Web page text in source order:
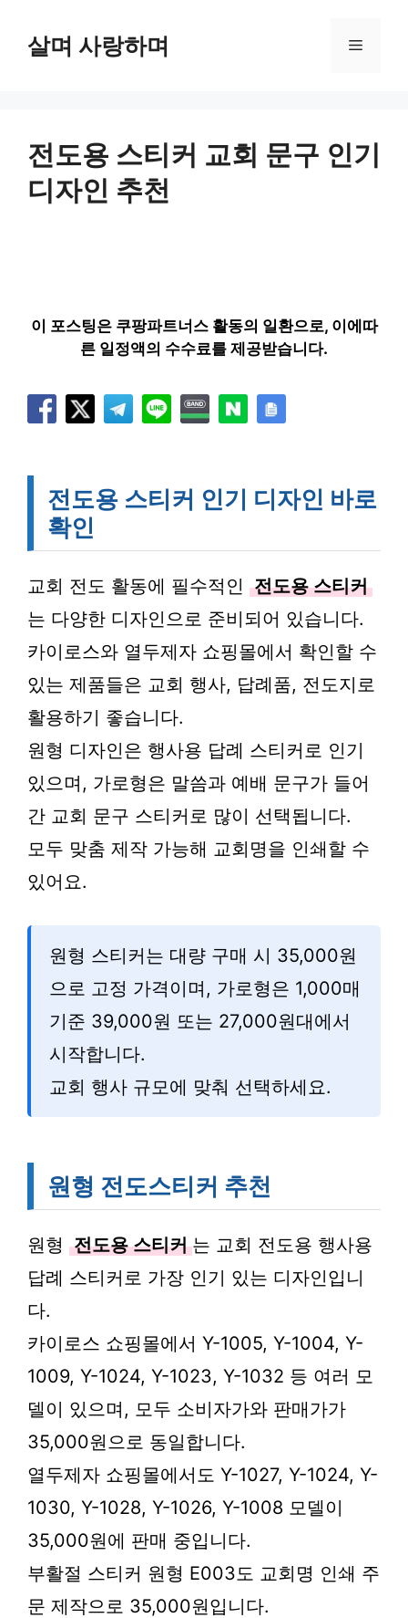
살며 사랑하며 메
전도용 스티커 교회 문구 인기
디자인 추천
이 포스팅은 쿠팡파트너스 활동의 일환으로, 이에따
른 일정액의 수수료를 제공받습니다.
전도용 스티커 인기 디자인 바로
확인
교회 전도 활동에 필수적인 전도용 스티커
는 다양한 디자인으로 준비되어 있습니다.
카이로스와 열두제자 쇼핑몰에서 확인할 수
있는 제품들은 교회 행사, 답례품, 전도지로
활용하기 좋습니다.
원형 디자인은 행사용 답례 스티커로 인기
있으며, 가로형은 말씀과 예배 문구가 들어
간 교회 문구 스티커로 많이 선택됩니다.
모두 맞춤 제작 가능해 교회명을 인쇄할 수
있어요.
원형 스티커는 대량 구매 시 35,000원
으로 고정 가격이며, 가로형은 1,000매
기준 39,000원 또는 27,000원대에서
시작합니다.
교회 행사 규모에 맞춰 선택하세요.
원형 전도스티커 추천
원형 전도용 스티커 는 교회 전도용 행사용
답례 스티커로 가장 인기 있는 디자인입니
다.
카이로스 쇼핑몰에서 Y-1005, Y-1004, Y-
1009, Y-1024, Y-1023, Y-1032 등 여러 모
델이 있으며, 모두 소비자가와 판매가가
35,000원으로 동일합니다.
열두제자 쇼핑몰에서도 Y-1027, Y-1024, Y-
1030, Y-1028, Y-1026, Y-1008 모델이
35,000원에 판매 중입니다.
부활절 스티커 원형 E003도 교회명 인쇄 주
문 제작으로 35,000원입니다.